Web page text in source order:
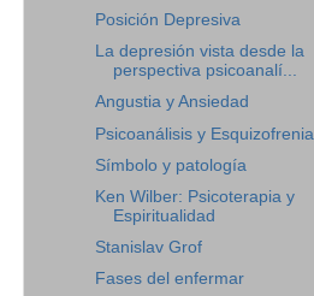
Posición Depresiva
La depresión vista desde la
perspectiva psicoanalí...
Angustia y Ansiedad
Psicoanálisis y Esquizofrenia
Símbolo y patología
Ken Wilber: Psicoterapia y
Espiritualidad
Stanislav Grof
Fases del enfermar